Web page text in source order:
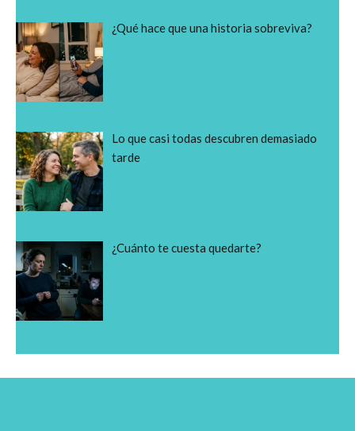
¿Qué hace que una historia sobreviva?
Lo que casi todas descubren demasiado
tarde
¿Cuánto te cuesta quedarte?